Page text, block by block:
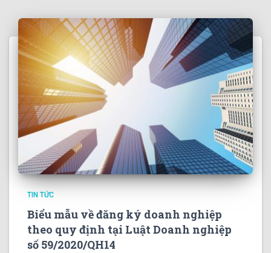
TIN TỨC
Biểu mẫu về đăng ký doanh nghiệp
theo quy định tại Luật Doanh nghiệp
số 59/2020/QH14